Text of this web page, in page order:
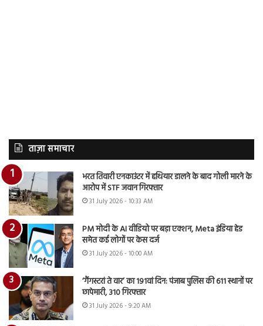
ताज़ा समाचार
भरत तिवारी एनकाउंटर में हथियार डालने के बाद गोली मारने के
आरोप में STF जवान गिरफ्तार
31 July 2026 - 10:33 AM
PM मोदी के AI वीडियो पर बड़ा एक्शन, Meta इंडिया हेड
समेत कई लोगों पर केस दर्ज
31 July 2026 - 10:00 AM
‘गैंगस्टरां ते वार’ का 191वां दिन: पंजाब पुलिस की 611 स्थानों पर
छापेमारी, 310 गिरफ्तार
31 July 2026 - 9:20 AM